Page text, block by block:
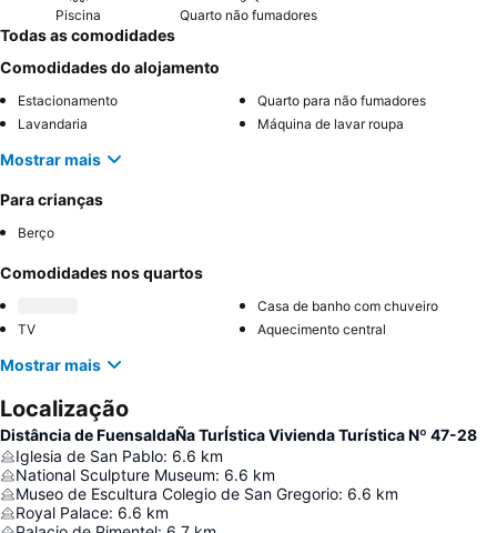
Piscina Quarto não fumadores
Todas as comodidades
Comodidades do alojamento
Estacionamento
Quarto para não fumadores
Lavandaria
Máquina de lavar roupa
Mostrar mais
Para crianças
Berço
Comodidades nos quartos
Casa de banho com chuveiro
TV
Aquecimento central
Mostrar mais
Localização
Distância de FuensaldaÑa TurÍstica Vivienda Turística Nº 47-28
Iglesia de San Pablo: 6.6 km
National Sculpture Museum: 6.6 km
Museo de Escultura Colegio de San Gregorio: 6.6 km
Royal Palace: 6.6 km